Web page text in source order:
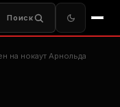
Поиск
на нокаут Арнольда